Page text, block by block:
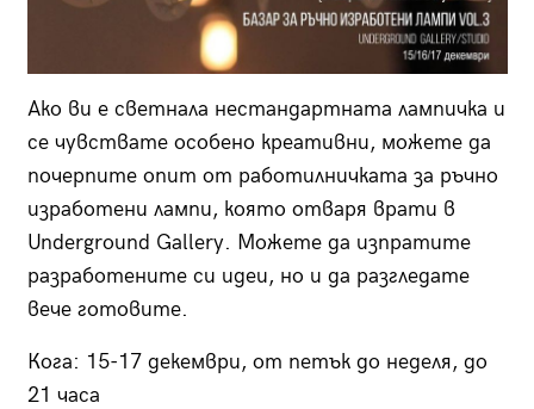
Ако ви е светнала нестандартната лампичка и
се чувствате особено креативни, можете да
почерпите опит от работилничката за ръчно
изработени лампи, която отваря врати в
Underground Gallery. Можете да изпратите
разработените си идеи, но и да разгледате
вече готовите.
Кога: 15-17 декември, от петък до неделя, до
21 часа